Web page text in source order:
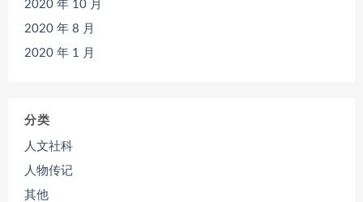
2020 年 10 月
2020 年 8 月
2020 年 1 月
分类
人文社科
人物传记
其他